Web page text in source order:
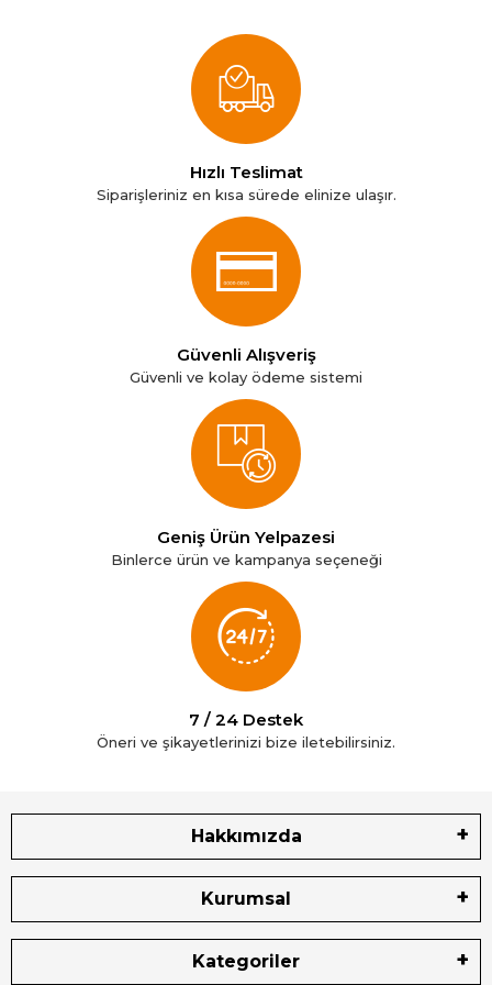
Hızlı Teslimat
Siparişleriniz en kısa sürede elinize ulaşır.
Güvenli Alışveriş
Güvenli ve kolay ödeme sistemi
Geniş Ürün Yelpazesi
Binlerce ürün ve kampanya seçeneği
7 / 24 Destek
Öneri ve şikayetlerinizi bize iletebilirsiniz.
Hakkımızda
Kurumsal
Kategoriler